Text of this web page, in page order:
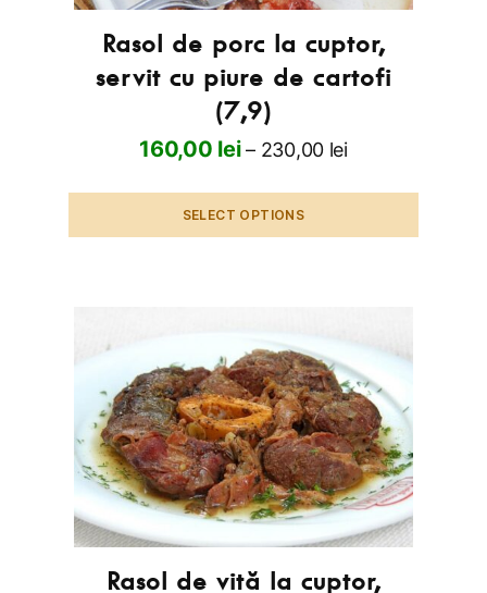
Rasol de porc la cuptor,
servit cu piure de cartofi
(7,9)
160,00 lei– 230,00 lei
SELECT OPTIONS
Rasol de vită la cuptor,